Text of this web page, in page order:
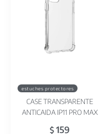
estuches protectores
CASE TRANSPARENTE
ANTICAIDA IP11 PRO MAX
$ 159